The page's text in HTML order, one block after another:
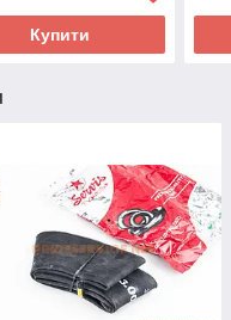
Купити